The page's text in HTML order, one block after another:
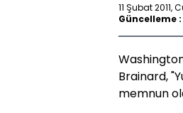
11 Şubat 2011,
Güncelleme :
Brainard,
memnun